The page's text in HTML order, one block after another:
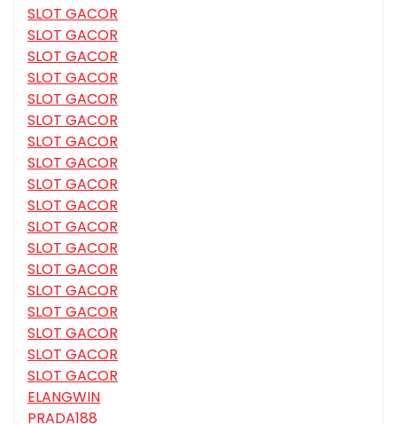
SLOT GACOR
SLOT GACOR
SLOT GACOR
SLOT GACOR
SLOT GACOR
SLOT GACOR
SLOT GACOR
SLOT GACOR
SLOT GACOR
SLOT GACOR
SLOT GACOR
SLOT GACOR
SLOT GACOR
SLOT GACOR
SLOT GACOR
SLOT GACOR
SLOT GACOR
SLOT GACOR
ELANGWIN
PRADA188